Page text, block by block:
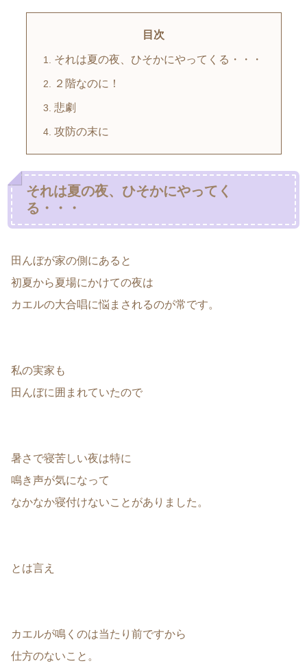
目次
それは夏の夜、ひそかにやってくる・・・
２階なのに！
悲劇
攻防の末に
それは夏の夜、ひそかにやってく
る・・・
田んぼが家の側にあると
初夏から夏場にかけての夜は
カエルの大合唱に悩まされるのが常です。
私の実家も
田んぼに囲まれていたので
暑さで寝苦しい夜は特に
鳴き声が気になって
なかなか寝付けないことがありました。
とは言え
カエルが鳴くのは当たり前ですから
仕方のないこと。